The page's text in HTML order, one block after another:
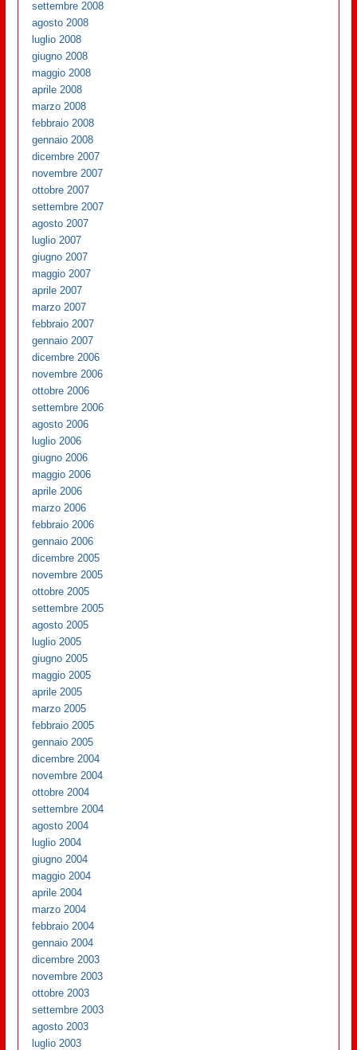
settembre 2008
agosto 2008
luglio 2008
giugno 2008
maggio 2008
aprile 2008
marzo 2008
febbraio 2008
gennaio 2008
dicembre 2007
novembre 2007
ottobre 2007
settembre 2007
agosto 2007
luglio 2007
giugno 2007
maggio 2007
aprile 2007
marzo 2007
febbraio 2007
gennaio 2007
dicembre 2006
novembre 2006
ottobre 2006
settembre 2006
agosto 2006
luglio 2006
giugno 2006
maggio 2006
aprile 2006
marzo 2006
febbraio 2006
gennaio 2006
dicembre 2005
novembre 2005
ottobre 2005
settembre 2005
agosto 2005
luglio 2005
giugno 2005
maggio 2005
aprile 2005
marzo 2005
febbraio 2005
gennaio 2005
dicembre 2004
novembre 2004
ottobre 2004
settembre 2004
agosto 2004
luglio 2004
giugno 2004
maggio 2004
aprile 2004
marzo 2004
febbraio 2004
gennaio 2004
dicembre 2003
novembre 2003
ottobre 2003
settembre 2003
agosto 2003
luglio 2003